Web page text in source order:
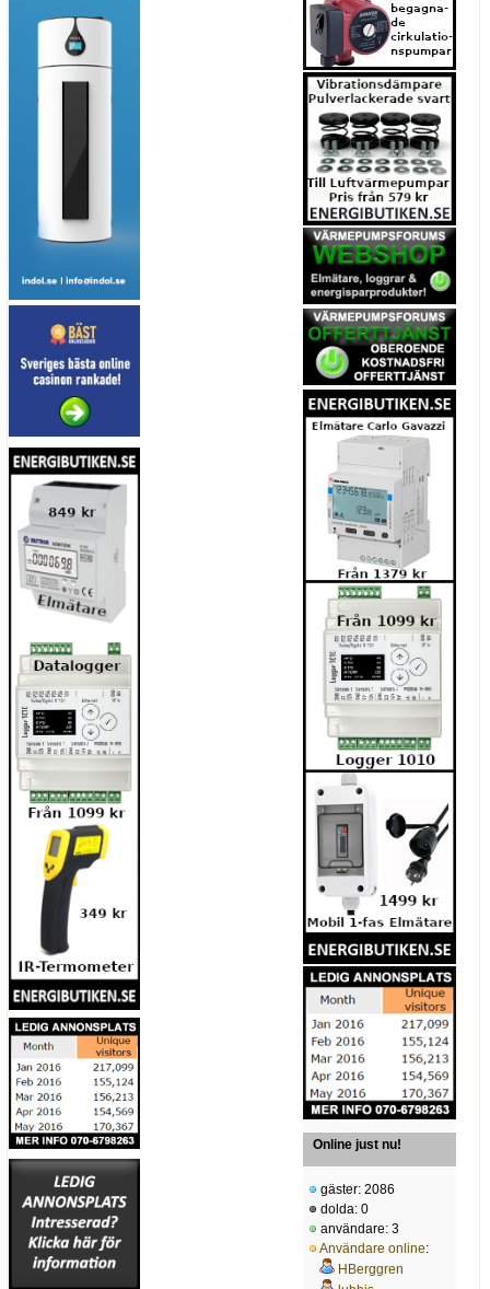
Online just nu!
gäster: 2086
dolda: 0
användare: 3
Användare online:
HBerggren